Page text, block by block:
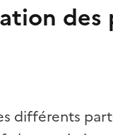
des
différents